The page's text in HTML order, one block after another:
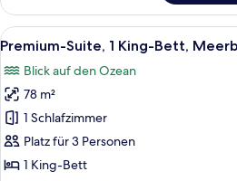
Ocean
Suite
Alle
Fotos
für
Premium-
Suite,
1 King-
Bett,
Ein
9
Premium-Suite, 1 King-Bett,
Blick auf den Ozean
78 m²
1 Schlafzimmer
Platz für 3 Personen
1 King-Bett